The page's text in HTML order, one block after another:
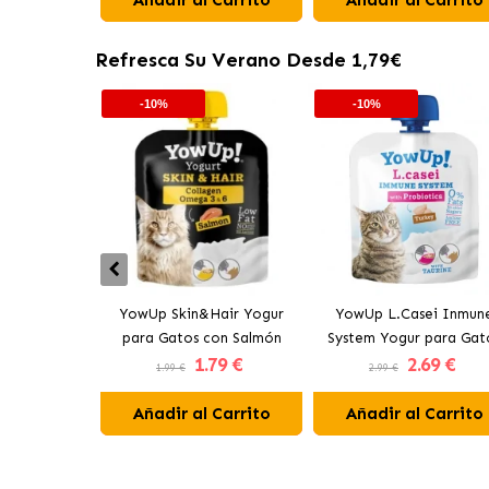
Refresca Su Verano Desde 1,79€
-10%
YowUp Skin&Hair Yogur
para Gatos con Salmón
1.99 € 1.79 €
Añadir al Carrito
-10%
YowUp L.Casei
System Yogur para
con Pavo
2.99 € 2.69 €
Añadir al Carrito